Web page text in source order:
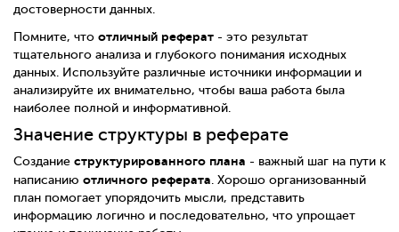
достоверности данных.
Помните, что отличный реферат - это результат
тщательного анализа и глубокого понимания исходных
данных. Используйте различные источники информации и
анализируйте их внимательно, чтобы ваша работа была
наиболее полной и информативной.
Значение структуры в реферате
Создание структурированного плана - важный шаг на пути к
написанию отличного реферата. Хорошо организованный
план помогает упорядочить мысли, представить
информацию логично и последовательно, что упрощает